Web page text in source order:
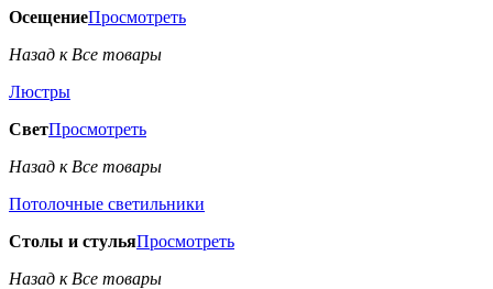
ОсещениеПросмотреть
Назад к Все товары
Люстры
СветПросмотреть
Назад к Все товары
Потолочные светильники
Столы и стульяПросмотреть
Назад к Все товары